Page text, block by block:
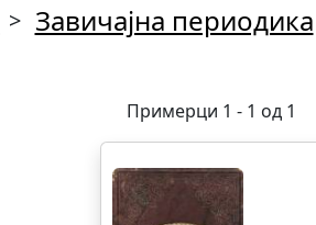
> Завичајна периодика
Примерци 1 - 1 од 1